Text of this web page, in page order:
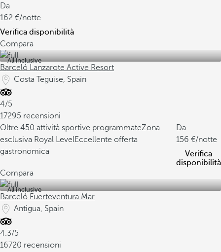
Da
162
/notte
Verifica disponibilità
Compara
All inclusive
Barceló Lanzarote Active Resort
Costa Teguise, Spain
4/5
17295 recensioni
Oltre 450 attività sportive programmateZona
esclusiva Royal LevelEccellente offerta
gastronomica
Da
156
/notte
Verifica
disponibilità
Compara
All inclusive
Barceló Fuerteventura Mar
Antigua, Spain
4.3/5
16720 recensioni